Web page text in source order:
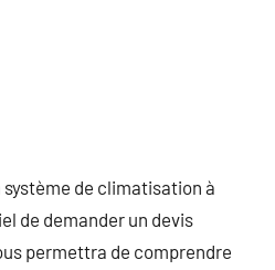
système de climatisation à
de demander un devis
permettra de comprendre